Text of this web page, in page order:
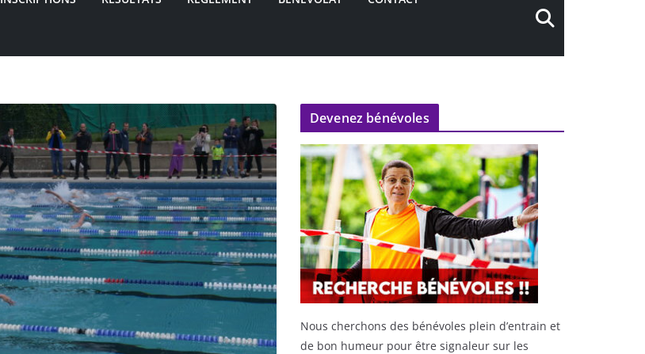
Devenez bénévoles
Nous cherchons des bénévoles plein d’entrain et
de bon humeur pour être signaleur sur les